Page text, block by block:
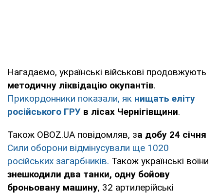
Нагадаємо, українські військові продовжують
методичну ліквідацію окупантів.
Прикордонники показали, як нищать еліту
російського ГРУ в лісах Чернігівщини.
Також OBOZ.UA повідомляв, за добу 24 січня
Сили оборони відмінусували ще 1020
російських загарбників. Також українські воїни
знешкодили два танки, одну бойову
броньовану машину, 32 артилерійські